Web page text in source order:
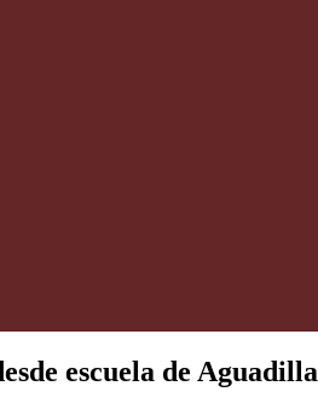
escuela de Aguadilla